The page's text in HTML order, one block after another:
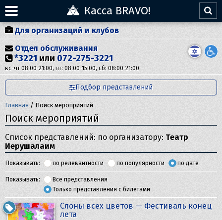
Касса BRAVO!
Для организаций и клубов
Отдел обслуживания
*3221 или 072-275-3221
вс-чт 08:00-21:00, пт: 08:00-15:00, сб: 08:00-21:00
Подбор представлений
Главная / Поиск мероприятий
Поиск мероприятий
Список представлений: по организатору: Театр
Иерушалаим
Показывать: по релевантности по популярности по дате
Показывать:
Все представления
Только представления с билетами
Слоны всех цветов — Фестиваль конец
лета